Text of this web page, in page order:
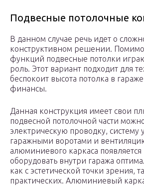
Подвесные потолочные
В данном случае речь идет о
конструктивном решении.
функций подвесные потолки
роль. Этот вариант подходит для
беспокоит высота потолка в
финансы.
Данная конструкция имеет свои
подвесной потолочной части
электрическую проводку, систему
гаражными воротами и
алюминиевого каркаса
оборудовать внутри гаража
как с эстетической точки зрения,
практических. Алюминиевый